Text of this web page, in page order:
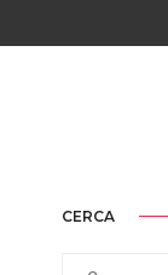
CERCA